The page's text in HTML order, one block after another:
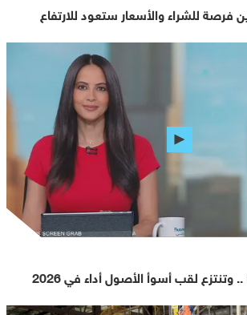
فرصة للشراء والأسعار ستعود للارتفاع
وتنتزع لقب أسوأ الأصول أداء في 2026